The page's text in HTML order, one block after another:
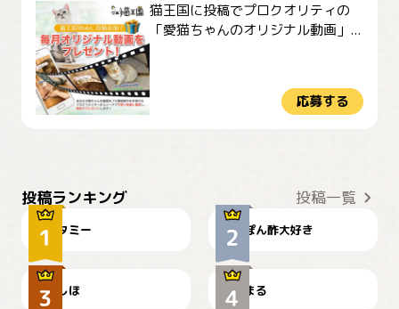
猫王国に投稿でプロクオリティの
「愛猫ちゃんのオリジナル動画」...
応募する
投稿ランキング 投稿一覧
タミー ぽん酢大好き
お弁当になりたいにゃ😽
しほ
🤦‍♀️
まる
かわいい毛玉つき 暑い日が続くにゃ